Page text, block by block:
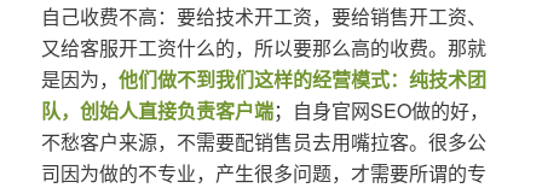
自己收费不高：要给技术开工资，要给销售开工资、
又给客服开工资什么的，所以要那么高的收费。那就
是因为， 他们做不到我们这样的经营模式：纯技术团
队，创始人直接负责客户端；自身官网SEO做的好，
不愁客户来源，不需要配销售员去用嘴拉客。很多公
司因为做的不专业，产生很多问题，才需要所谓的专